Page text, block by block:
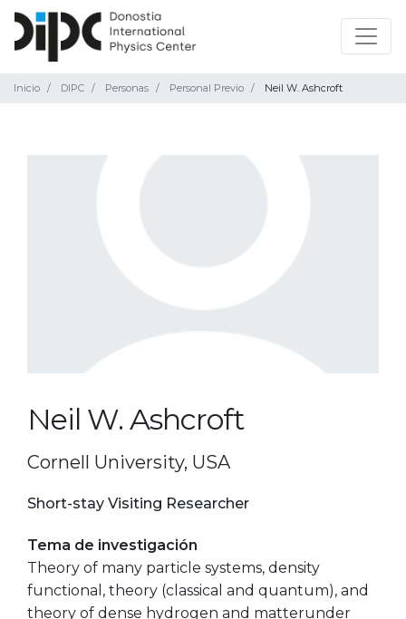
Inicio DIPC Personas Personal Previo Neil W. Ashcroft
Neil W. Ashcroft
Cornell University, USA
Short-stay Visiting Researcher
Tema de investigación
Theory of many particle systems, density
functional, theory (classical and quantum), and
theory of dense hydrogen and matterunder